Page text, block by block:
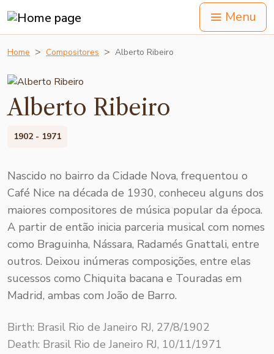
Menu
Home Compositores Alberto Ribeiro
Alberto Ribeiro
1902 - 1971
Nascido no bairro da Cidade Nova, frequentou o
Café Nice na década de 1930, conheceu alguns dos
maiores compositores de música popular da época.
A partir de então inicia parceria musical com nomes
como Braguinha, Nássara, Radamés Gnattali, entre
outros. Deixou inúmeras composições, entre elas
sucessos como Chiquita bacana e Touradas em
Madrid, ambas com João de Barro.
Birth: Brasil Rio de Janeiro RJ, 27/8/1902
Death: Brasil Rio de Janeiro RJ, 10/11/1971